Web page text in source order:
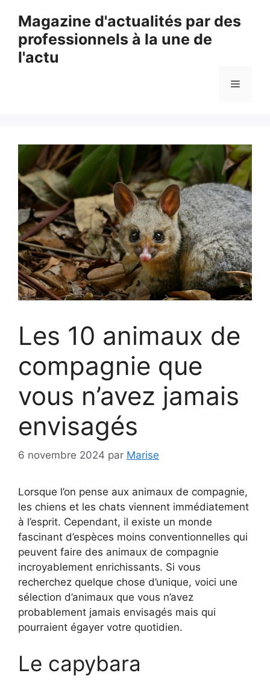
contenu
Magazine d'actualités par des
professionnels à la une de
l'actu
Menu
Les 10 animaux de
compagnie que
vous n’avez jamais
envisagés
6 novembre 2024 par Marise
Lorsque l’on pense aux animaux de compagnie,
les chiens et les chats viennent immédiatement
à l’esprit. Cependant, il existe un monde
fascinant d’espèces moins conventionnelles qui
peuvent faire des animaux de compagnie
incroyablement enrichissants. Si vous
recherchez quelque chose d’unique, voici une
sélection d’animaux que vous n’avez
probablement jamais envisagés mais qui
pourraient égayer votre quotidien.
Le capybara